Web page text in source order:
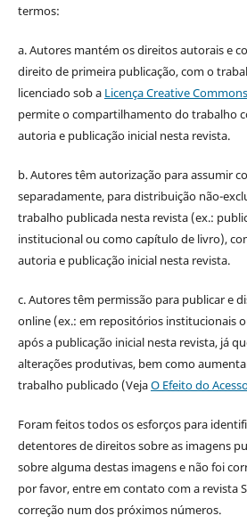
termos:
a. Autores mantém os direitos autorais e
direito de primeira publicação, com o
licenciado sob a Licença Creative
permite o compartilhamento do trabalho
autoria e publicação inicial nesta revista.
b. Autores têm autorização para assumir
separadamente, para distribuição não-
trabalho publicada nesta revista (ex.:
institucional ou como capítulo de livro),
autoria e publicação inicial nesta revista.
c. Autores têm permissão para publicar e
online (ex.: em repositórios institucionais
após a publicação inicial nesta revista, já
alterações produtivas, bem como
trabalho publicado (VejaO Efeito do
Foram feitos todos os esforços para
detentores de direitos sobre as imagens
sobre alguma destas imagens e não foi
por favor, entre em contato com a revista
correção num dos próximos números.